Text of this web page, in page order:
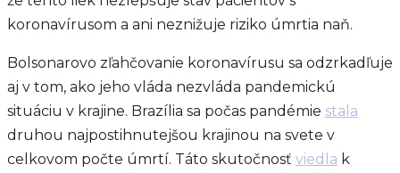
koronavírusom a ani neznižuje riziko úmrtia naň.
Bolsonarovo zľahčovanie koronavírusu sa odzrkadľuje
aj v tom, ako jeho vláda nezvláda pandemickú
situáciu v krajine. Brazília sa počas pandémie stala
druhou najpostihnutejšou krajinou na svete v
celkovom počte úmrtí. Táto skutočnosť viedla k